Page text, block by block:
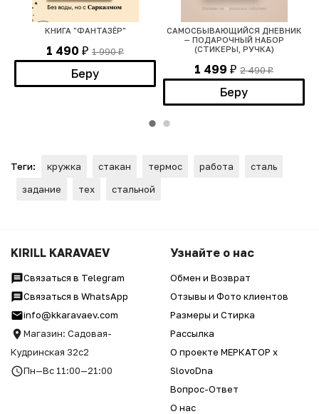
КНИГА "ФАНТАЗЁР"
1 490 ₽ 1 990₽
Беру
САМОСБЫВАЮЩИЙСЯ ДНЕВНИК
— ПОДАРОЧНЫЙ НАБОР
(СТИКЕРЫ, РУЧКА)
1 499 ₽ 2 490₽
Беру
Теги: кружка стакан термос работа
сталь
задание
тех стальной
KIRILL KARAVAEV
Связаться в Telegram
Связаться в WhatsApp
info@kkaravaev.com
Магазин: Садовая-
Кудринская 32с2
Пн—Вс 11:00—21:00
Узнайте о нас
Обмен и Возврат
Отзывы и Фото клиентов
Размеры и Стирка
Рассылка
О проекте МЕРКАТОР x
SlovoDna
Вопрос-Ответ
О нас